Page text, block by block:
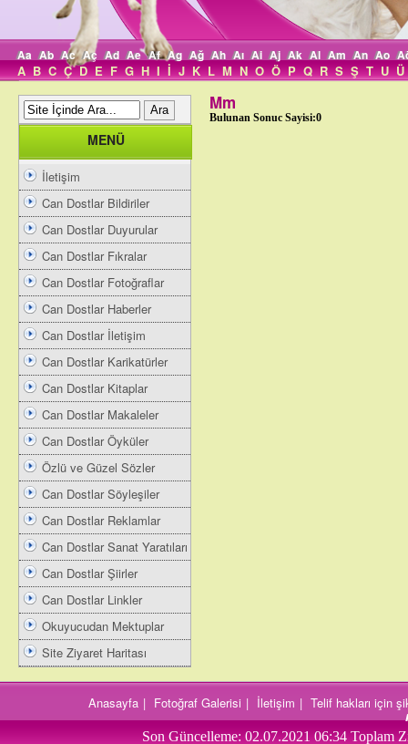
Aa Ab Ac Aç Ad Ae Af Ag Ağ Ah Aı Ai Aj Ak Al Am An Ao
A B C Ç D E F G H I İ J K L M N O Ö P Q R S Ş T U Ü
MENÜ
İletişim
Can Dostlar Bildiriler
Can Dostlar Duyurular
Can Dostlar Fıkralar
Can Dostlar Fotoğraflar
Can Dostlar Haberler
Can Dostlar İletişim
Can Dostlar Karikatürler
Can Dostlar Kitaplar
Can Dostlar Makaleler
Can Dostlar Öyküler
Özlü ve Güzel Sözler
Can Dostlar Söyleşiler
Can Dostlar Reklamlar
Can Dostlar Sanat Yaratıları
Can Dostlar Şiirler
Can Dostlar Linkler
Okuyucudan Mektuplar
Site Ziyaret Haritası
Mm
Bulunan Sonuc Sayisi:0
Anasayfa | Fotoğraf Galerisi | İletişim | Telif hakları için
Son Güncelleme: 02.07.2021 06:34 Toplam